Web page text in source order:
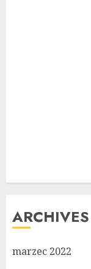
ARCHIVES
marzec 2022